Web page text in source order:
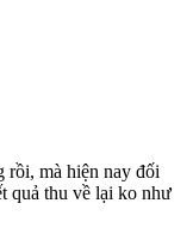
rồi, mà hiện nay đối
quả thu về lại ko như